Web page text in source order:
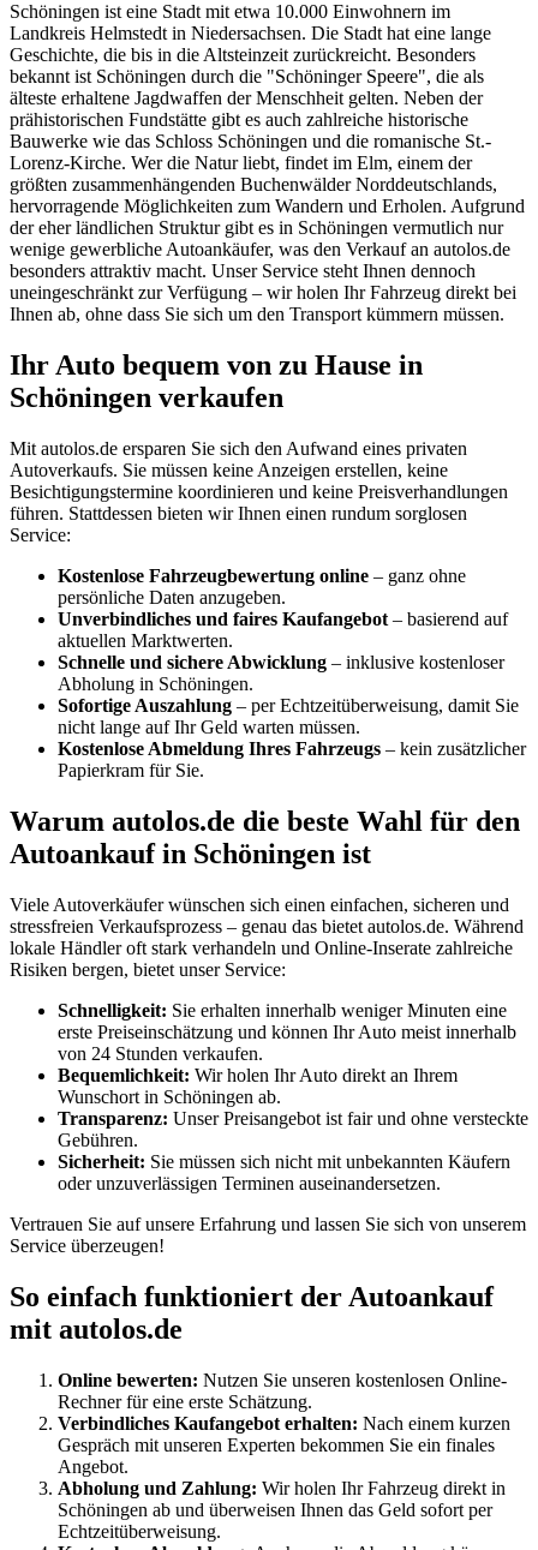
Schöningen ist eine Stadt mit etwa 10.000 Einwohnern im
Landkreis Helmstedt in Niedersachsen. Die Stadt hat eine lange
Geschichte, die bis in die Altsteinzeit zurückreicht. Besonders
bekannt ist Schöningen durch die "Schöninger Speere", die als
älteste erhaltene Jagdwaffen der Menschheit gelten. Neben der
prähistorischen Fundstätte gibt es auch zahlreiche historische
Bauwerke wie das Schloss Schöningen und die romanische St.-
Lorenz-Kirche. Wer die Natur liebt, findet im Elm, einem der
größten zusammenhängenden Buchenwälder Norddeutschlands,
hervorragende Möglichkeiten zum Wandern und Erholen. Aufgrund
der eher ländlichen Struktur gibt es in Schöningen vermutlich nur
wenige gewerbliche Autoankäufer, was den Verkauf an autolos.de
besonders attraktiv macht. Unser Service steht Ihnen dennoch
uneingeschränkt zur Verfügung – wir holen Ihr Fahrzeug direkt bei
Ihnen ab, ohne dass Sie sich um den Transport kümmern müssen.
Ihr Auto bequem von zu Hause in
Schöningen verkaufen
Mit autolos.de ersparen Sie sich den Aufwand eines privaten
Autoverkaufs. Sie müssen keine Anzeigen erstellen, keine
Besichtigungstermine koordinieren und keine Preisverhandlungen
führen. Stattdessen bieten wir Ihnen einen rundum sorglosen
Service:
Kostenlose Fahrzeugbewertung online – ganz ohne
persönliche Daten anzugeben.
Unverbindliches und faires Kaufangebot – basierend auf
aktuellen Marktwerten.
Schnelle und sichere Abwicklung – inklusive kostenloser
Abholung in Schöningen.
Sofortige Auszahlung – per Echtzeitüberweisung, damit Sie
nicht lange auf Ihr Geld warten müssen.
Kostenlose Abmeldung Ihres Fahrzeugs – kein zusätzlicher
Papierkram für Sie.
Warum autolos.de die beste Wahl für den
Autoankauf in Schöningen ist
Viele Autoverkäufer wünschen sich einen einfachen, sicheren und
stressfreien Verkaufsprozess – genau das bietet autolos.de. Während
lokale Händler oft stark verhandeln und Online-Inserate zahlreiche
Risiken bergen, bietet unser Service:
Schnelligkeit: Sie erhalten innerhalb weniger Minuten eine
erste Preiseinschätzung und können Ihr Auto meist innerhalb
von 24 Stunden verkaufen.
Bequemlichkeit: Wir holen Ihr Auto direkt an Ihrem
Wunschort in Schöningen ab.
Transparenz: Unser Preisangebot ist fair und ohne versteckte
Gebühren.
Sicherheit: Sie müssen sich nicht mit unbekannten Käufern
oder unzuverlässigen Terminen auseinandersetzen.
Vertrauen Sie auf unsere Erfahrung und lassen Sie sich von unserem
Service überzeugen!
So einfach funktioniert der Autoankauf
mit autolos.de
Online bewerten: Nutzen Sie unseren kostenlosen Online-
Rechner für eine erste Schätzung.
Verbindliches Kaufangebot erhalten: Nach einem kurzen
Gespräch mit unseren Experten bekommen Sie ein finales
Angebot.
Abholung und Zahlung: Wir holen Ihr Fahrzeug direkt in
Schöningen ab und überweisen Ihnen das Geld sofort per
Echtzeitüberweisung.